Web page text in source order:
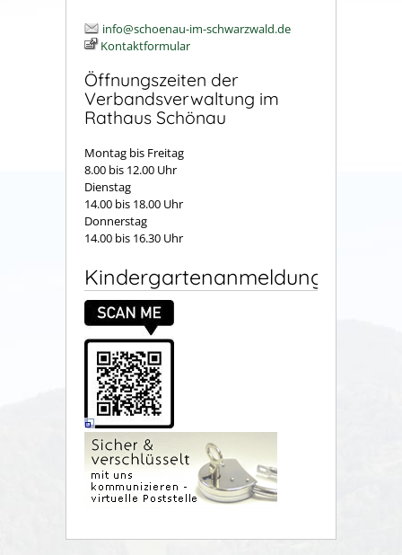
info@schoenau-im-schwarzwald.de
Kontaktformular
Öffnungszeiten der
Verbandsverwaltung im
Rathaus Schönau
Montag bis Freitag
8.00 bis 12.00 Uhr
Dienstag
14.00 bis 18.00 Uhr
Donnerstag
14.00 bis 16.30 Uhr
Kindergartenanmeldung